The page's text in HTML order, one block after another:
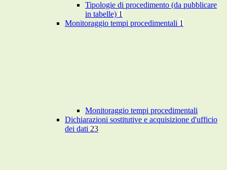
Tipologie di procedimento (da pubblicare
in tabelle) 1
Monitoraggio tempi procedimentali 1
Monitoraggio tempi procedimentali
Dichiarazioni sostitutive e acquisizione d'ufficio
dei dati 23